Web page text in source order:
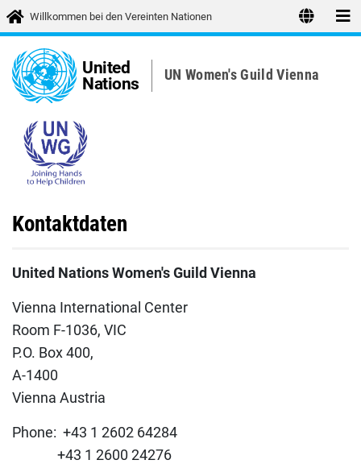
Willkommen bei den Vereinten Nationen
United
Nations
UN Women′s Guild Vienna
Kontaktdaten
United Nations Women's Guild Vienna
Vienna International Center
Room F-1036, VIC
P.O. Box 400,
A-1400
Vienna Austria
Phone: +43 1 2602 64284
+43 1 2600 24276